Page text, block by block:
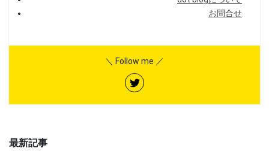
お問合せ
＼ Follow me ／
最新記事